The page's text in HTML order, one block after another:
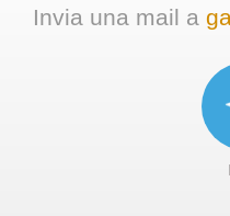
Invia una mail a